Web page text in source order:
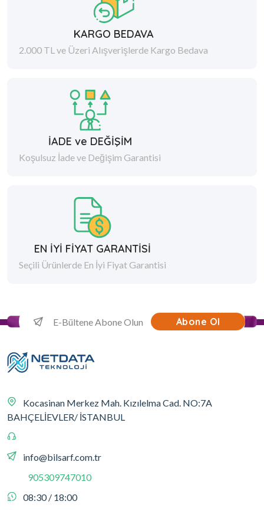
KARGO BEDAVA
2.000 TL ve Üzeri Alışverişlerde Kargo Bedava
İADE ve DEĞİŞİM
Koşulsuz İade ve Değişim Garantisi
EN İYİ FİYAT GARANTİSİ
Seçili Ürünlerde En İyi Fiyat Garantisi
Abone Ol
Kocasinan Merkez Mah. Kızılelma Cad. NO:7A
BAHÇELİEVLER/ İSTANBUL
info@bilsarf.com.tr
905309747010
08:30 / 18:00